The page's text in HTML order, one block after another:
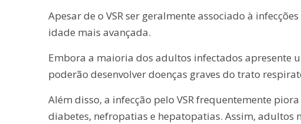
Apesar de o VSR ser geralmente associado à
idade mais avançada.
Embora a maioria dos adultos infectados apresente
poderão desenvolver doenças graves do trato
Além disso, a infecção pelo VSR frequentemente
diabetes, nefropatias e hepatopatias. Assim, adultos